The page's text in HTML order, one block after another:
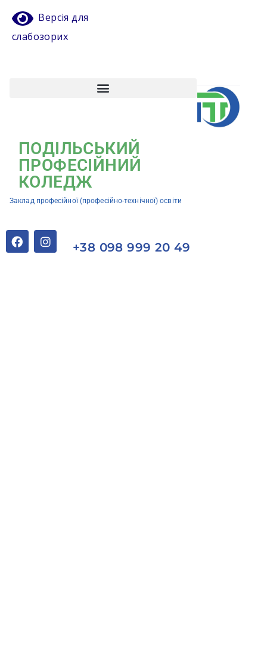
Версія для
слабозорих
ПОДІЛЬСЬКИЙ
ПРОФЕСІЙНИЙ
КОЛЕДЖ
Заклад професійної (професійно-технічної) освіти
+38 098 999 20 49